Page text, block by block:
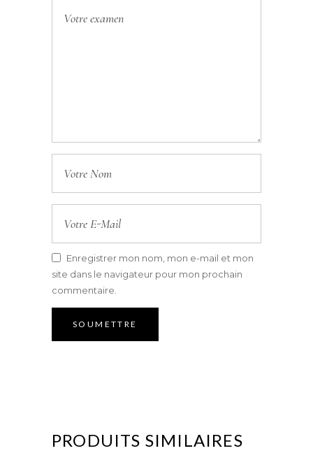
Enregistrer mon nom, mon e-mail et mon
site dans le navigateur pour mon prochain
commentaire.
PRODUITS SIMILAIRES